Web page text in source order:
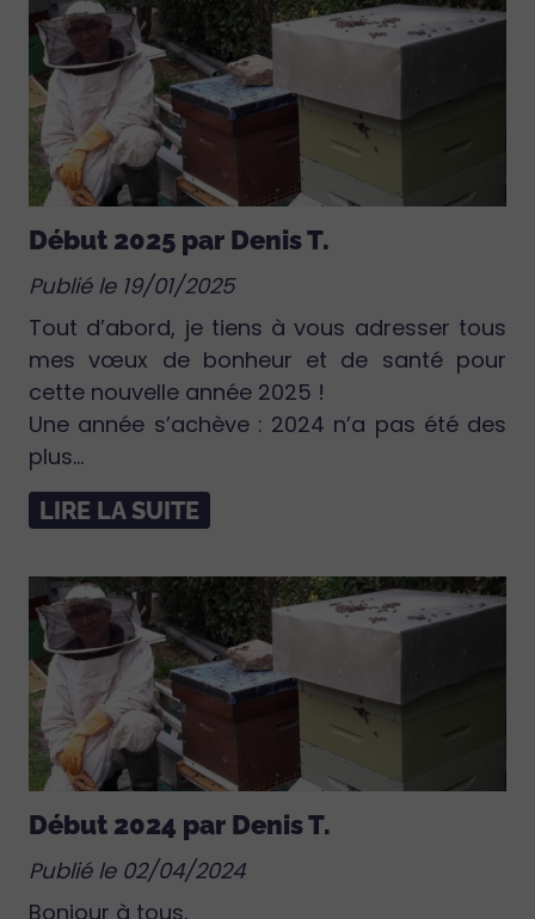
Début 2025 par Denis T.
Publié le 19/01/2025
Tout d’abord, je tiens à vous adresser tous
mes vœux de bonheur et de santé pour
cette nouvelle année 2025 !
Une année s’achève : 2024 n’a pas été des
plus...
LIRE LA SUITE
Début 2024 par Denis T.
Publié le 02/04/2024
Bonjour à tous,